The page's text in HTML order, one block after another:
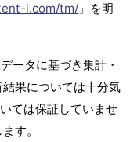
i.com/tm/ 」を明
ータに基づき集計・
果については十分気
ては保証していませ
す。